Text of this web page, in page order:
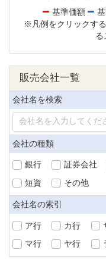
基準価額
※凡例をクリックす
る
販売会社一覧
会社名を検索
会社の種類
銀行 証券会社
短資 その他
会社名の索引
ア行 カ行
マ行 ヤ行